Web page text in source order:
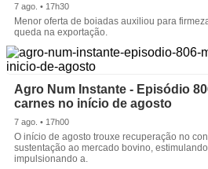
7 ago. • 17h30
Menor oferta de boiadas auxiliou para
queda na exportação.
Agro Num Instante - Episódio
carnes no início de agosto
7 ago. • 17h00
O início de agosto trouxe recuperação no
sustentação ao mercado bovino,
impulsionando a.